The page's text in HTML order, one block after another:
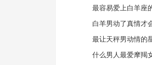
最容易爱上白羊座
白羊男动了真情才
最让天秤男动情的
什么男人最爱摩羯